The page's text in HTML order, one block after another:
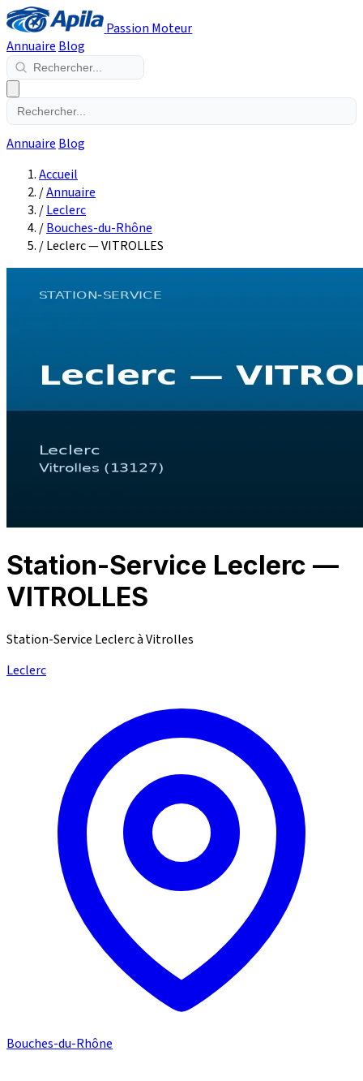
Passion Moteur
Annuaire Blog
Annuaire Blog
Accueil
/Annuaire
/Leclerc
/Bouches-du-Rhône
/Leclerc — VITROLLES
Station-Service Leclerc —
VITROLLES
Station-Service Leclerc à Vitrolles
Leclerc
Bouches-du-Rhône